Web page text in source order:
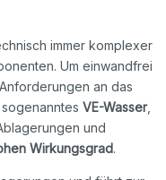
immer komplexer
Um einwandfrei
an das
sogenanntesVE-Wasser,
und
Wirkungsgrad.